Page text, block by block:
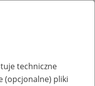
techniczne
(opcjonalne) pliki